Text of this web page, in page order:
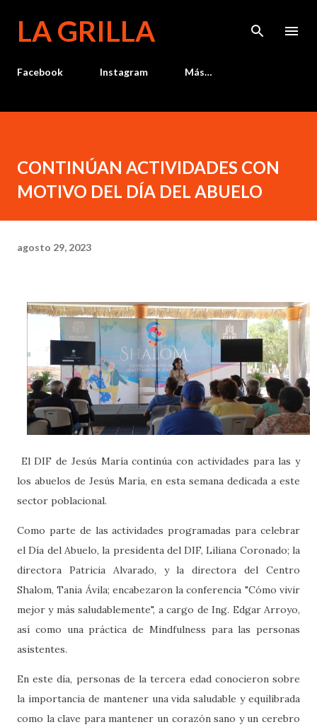
LA GRILLA
Facebook Instagram Más…
CONTINÚAN ACTIVIDADES CON
MOTIVO DEL DÍA DEL ABUELO
agosto 29, 2023
El DIF de Jesús María continúa con actividades para las y
los abuelos de Jesús María, en esta semana dedicada a este
sector poblacional.
Como parte de las actividades programadas para celebrar
el Día del Abuelo, la presidenta del DIF, Liliana Coronado; la
directora Patricia Alvarado, y la directora del Centro
Shalom, Tania Ávila; encabezaron la conferencia "Cómo vivir
mejor y más saludablemente", a cargo de Ing. Edgar Arroyo,
así como una práctica de Mindfulness para las personas
asistentes.
En este día, personas de la tercera edad conocieron sobre
la importancia de mantener una vida saludable y equilibrada
como la clave para mantener un corazón sano y un cerebro